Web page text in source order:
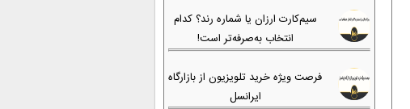
سیم‌کارت ارزان یا شماره رند؟ کدام
انتخاب به‌صرفه‌تر است!
فرصت ویژه خرید تلویزیون از بازارگاه
ایرانسل